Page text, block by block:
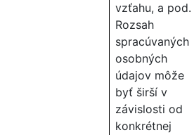
vzťahu, a pod.
Rozsah
spracúvaných
osobných
údajov môže
byť širší v
závislosti od
konkrétnej